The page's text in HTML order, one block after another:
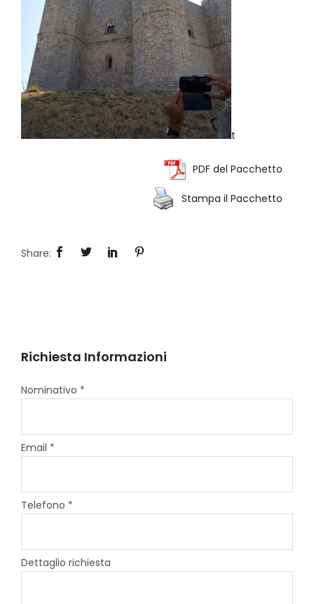
t
PDF del Pacchetto
Stampa il Pacchetto
Richiesta Informazioni
Nominativo *
Email *
Telefono *
Dettaglio richiesta